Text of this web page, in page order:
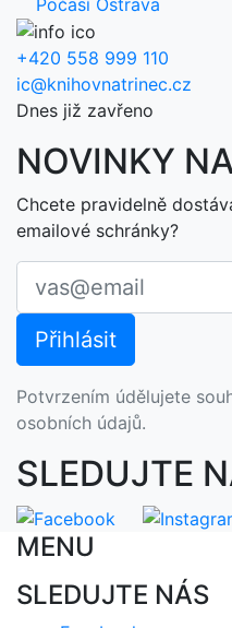
+420 558 999 110
ic@knihovnatrinec.cz
Dnes již zavřeno
NOVINKY
Chcete pravidelně
emailové schránky?
Potvrzením údělujete
osobních údajů.
SLEDUJTE
MENU
SLEDUJTE NÁS